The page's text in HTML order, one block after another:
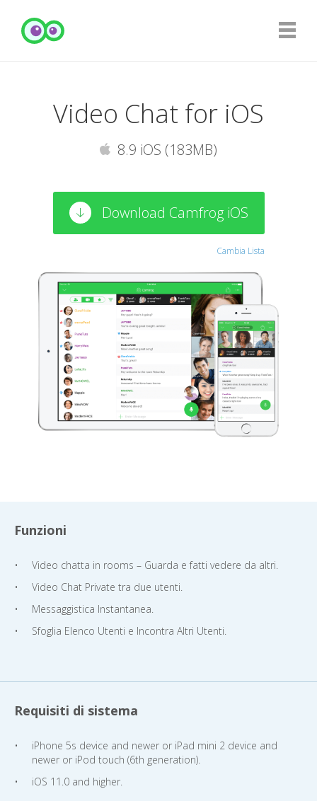
Video Chat for iOS
8.9 iOS (183MB)
Download Camfrog iOS
Cambia Lista
Funzioni
Video chatta in rooms – Guarda e fatti vedere da altri.
Video Chat Private tra due utenti.
Messaggistica Instantanea.
Sfoglia Elenco Utenti e Incontra Altri Utenti.
Requisiti di sistema
iPhone 5s device and newer or iPad mini 2 device and
newer or iPod touch (6th generation).
iOS 11.0 and higher.